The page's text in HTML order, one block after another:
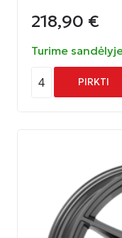
218,90 €
Turime
4 PIRKTI